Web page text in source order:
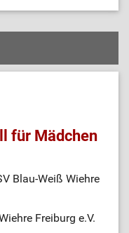
für Mädchen
Blau-Weiß Wiehre
Freiburg e.V.